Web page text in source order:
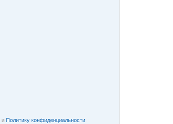
и Политику конфиденциальности.